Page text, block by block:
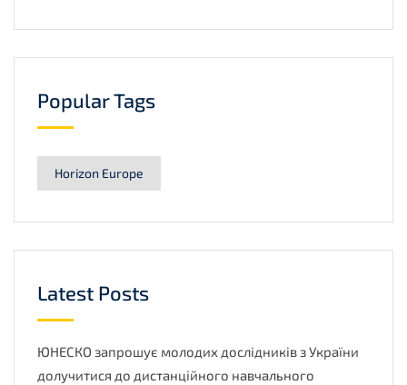
Popular Tags
Horizon Europe
Latest Posts
ЮНЕСКО запрошує молодих дослідників з України
долучитися до дистанційного навчального